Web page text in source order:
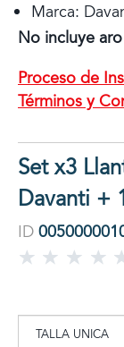
Marca:
No incluye aro
Proceso de
Términos y
Set x3
Davanti +
ID